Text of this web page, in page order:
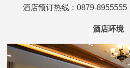
酒店预订热线：0879-8955555
酒店环境